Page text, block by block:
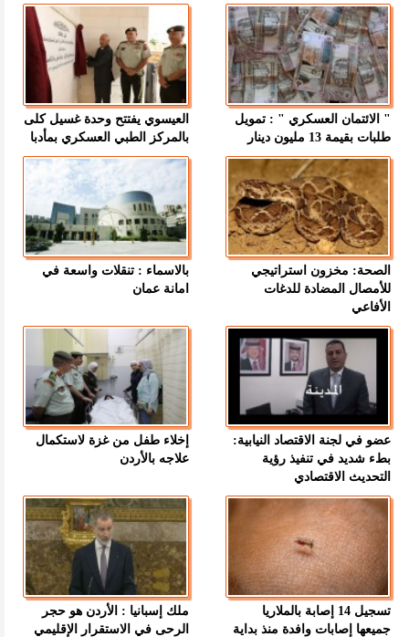
" الائتمان العسكري " : تمويل
طلبات بقيمة 13 مليون دينار
العيسوي يفتتح وحدة غسيل كلى
بالمركز الطبي العسكري بمأدبا
الصحة: مخزون استراتيجي
للأمصال المضادة للدغات
الأفاعي
بالاسماء : تنقلات واسعة في
امانة عمان
عضو في لجنة الاقتصاد النيابية:
بطء شديد في تنفيذ رؤية
التحديث الاقتصادي
إخلاء طفل من غزة لاستكمال
علاجه بالأردن
تسجيل 14 إصابة بالملاريا
جميعها إصابات وافدة منذ بداية
ملك إسبانيا : الأردن هو حجر
الرحى في الاستقرار الإقليمي